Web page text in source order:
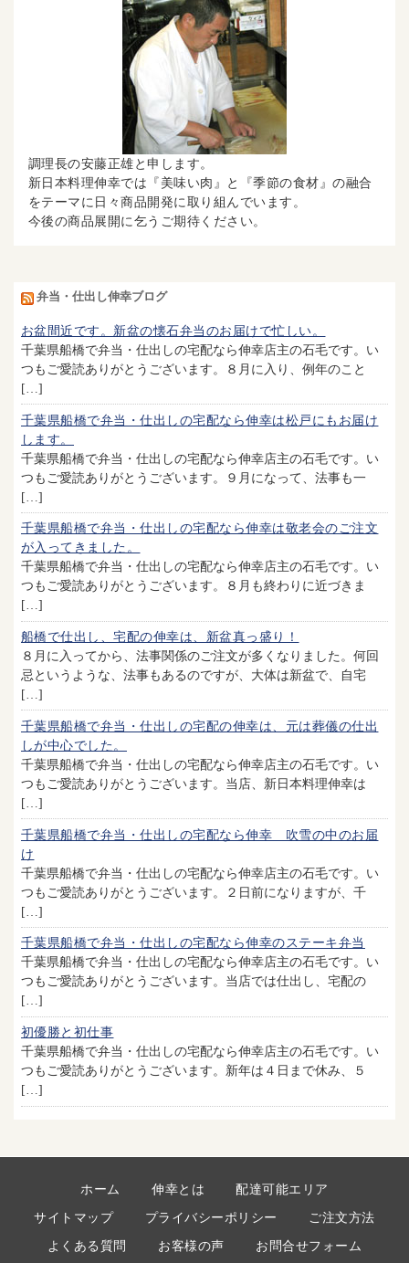
調理長の安藤正雄と申します。
新日本料理伸幸では『美味い肉』と『季節の食材』の融合
をテーマに日々商品開発に取り組んでいます。
今後の商品展開に乞うご期待ください。
弁当・仕出し伸幸ブログ
お盆間近です。新盆の懐石弁当のお届けで忙しい。
千葉県船橋で弁当・仕出しの宅配なら伸幸店主の石毛です。い
つもご愛読ありがとうございます。８月に入り、例年のこと
[…]
千葉県船橋で弁当・仕出しの宅配なら伸幸は松戸にもお届け
します。
千葉県船橋で弁当・仕出しの宅配なら伸幸店主の石毛です。い
つもご愛読ありがとうございます。９月になって、法事も一
[…]
千葉県船橋で弁当・仕出しの宅配なら伸幸は敬老会のご注文
が入ってきました。
千葉県船橋で弁当・仕出しの宅配なら伸幸店主の石毛です。い
つもご愛読ありがとうございます。８月も終わりに近づきま
[…]
船橋で仕出し、宅配の伸幸は、新盆真っ盛り！
８月に入ってから、法事関係のご注文が多くなりました。何回
忌というような、法事もあるのですが、大体は新盆で、自宅
[…]
千葉県船橋で弁当・仕出しの宅配の伸幸は、元は葬儀の仕出
しが中心でした。
千葉県船橋で弁当・仕出しの宅配なら伸幸店主の石毛です。い
つもご愛読ありがとうございます。当店、新日本料理伸幸は
[…]
千葉県船橋で弁当・仕出しの宅配なら伸幸 吹雪の中のお届
け
千葉県船橋で弁当・仕出しの宅配なら伸幸店主の石毛です。い
つもご愛読ありがとうございます。２日前になりますが、千
[…]
千葉県船橋で弁当・仕出しの宅配なら伸幸のステーキ弁当
千葉県船橋で弁当・仕出しの宅配なら伸幸店主の石毛です。い
つもご愛読ありがとうございます。当店では仕出し、宅配の
[…]
初優勝と初仕事
千葉県船橋で弁当・仕出しの宅配なら伸幸店主の石毛です。い
つもご愛読ありがとうございます。新年は４日まで休み、５
[…]
ホーム 伸幸とは 配達可能エリア
サイトマップ プライバシーポリシー ご注文方法
よくある質問 お客様の声 お問合せフォーム